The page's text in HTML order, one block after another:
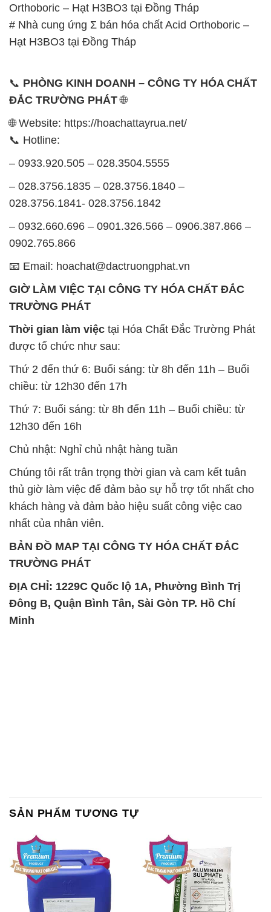
Orthoboric – Hạt H3BO3 tại Đồng Tháp
# Nhà cung ứng Σ bán hóa chất Acid Orthoboric –
Hạt H3BO3 tại Đồng Tháp
📞 PHÒNG KINH DOANH – CÔNG TY HÓA CHẤT
ĐẮC TRƯỜNG PHÁT🌐
🌐 Website: https://hoachattayrua.net/
📞 Hotline:
– 0933.920.505 – 028.3504.5555
– 028.3756.1835 – 028.3756.1840 –
028.3756.1841- 028.3756.1842
– 0932.660.696 – 0901.326.566 – 0906.387.866 –
0902.765.866
📧 Email: hoachat@dactruongphat.vn
GIỜ LÀM VIỆC TẠI CÔNG TY HÓA CHẤT ĐẮC
TRƯỜNG PHÁT
Thời gian làm việc tại Hóa Chất Đắc Trường Phát
được tổ chức như sau:
Thứ 2 đến thứ 6: Buổi sáng: từ 8h đến 11h – Buổi
chiều: từ 12h30 đến 17h
Thứ 7: Buổi sáng: từ 8h đến 11h – Buổi chiều: từ
12h30 đến 16h
Chủ nhật: Nghỉ chủ nhật hàng tuần
Chúng tôi rất trân trọng thời gian và cam kết tuân
thủ giờ làm việc để đảm bảo sự hỗ trợ tốt nhất cho
khách hàng và đảm bảo hiệu suất công việc cao
nhất của nhân viên.
BẢN ĐỒ MAP TẠI CÔNG TY HÓA CHẤT ĐẮC
TRƯỜNG PHÁT
ĐỊA CHỈ: 1229C Quốc lộ 1A, Phường Bình Trị
Đông B, Quận Bình Tân, Sài Gòn TP. Hồ Chí
Minh
SẢN PHẨM TƯƠNG TỰ